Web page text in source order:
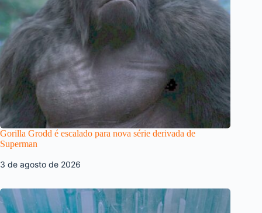
Gorilla Grodd é escalado para nova série derivada de
Superman
3 de agosto de 2026